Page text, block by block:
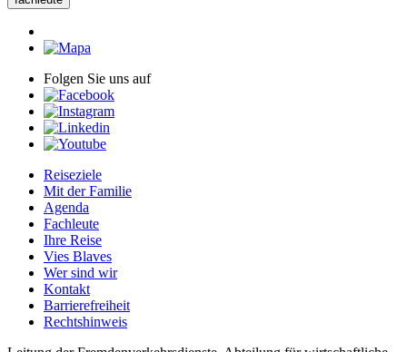
Folgen Sie uns auf
Reiseziele
Mit der Familie
Agenda
Fachleute
Ihre Reise
Vies Blaves
Wer sind wir
Kontakt
Barrierefreiheit
Rechtshinweis